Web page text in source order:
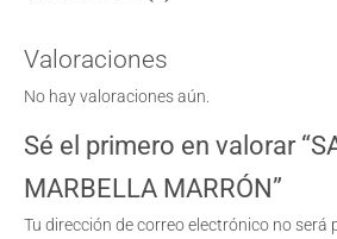
Valoraciones
No hay valoraciones aún.
Sé el primero en valorar
MARBELLA MARRÓN”
Tu dirección de correo electrónico no será